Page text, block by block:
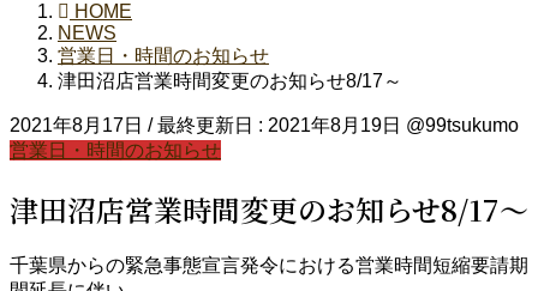
HOME
NEWS
営業日・時間のお知らせ
津田沼店営業時間変更のお知らせ8/17～
2021年8月17日 / 最終更新日 : 2021年8月19日 @99tsukumo
営業日・時間のお知らせ
津田沼店営業時間変更のお知らせ8/17～
千葉県からの緊急事態宣言発令における営業時間短縮要請期